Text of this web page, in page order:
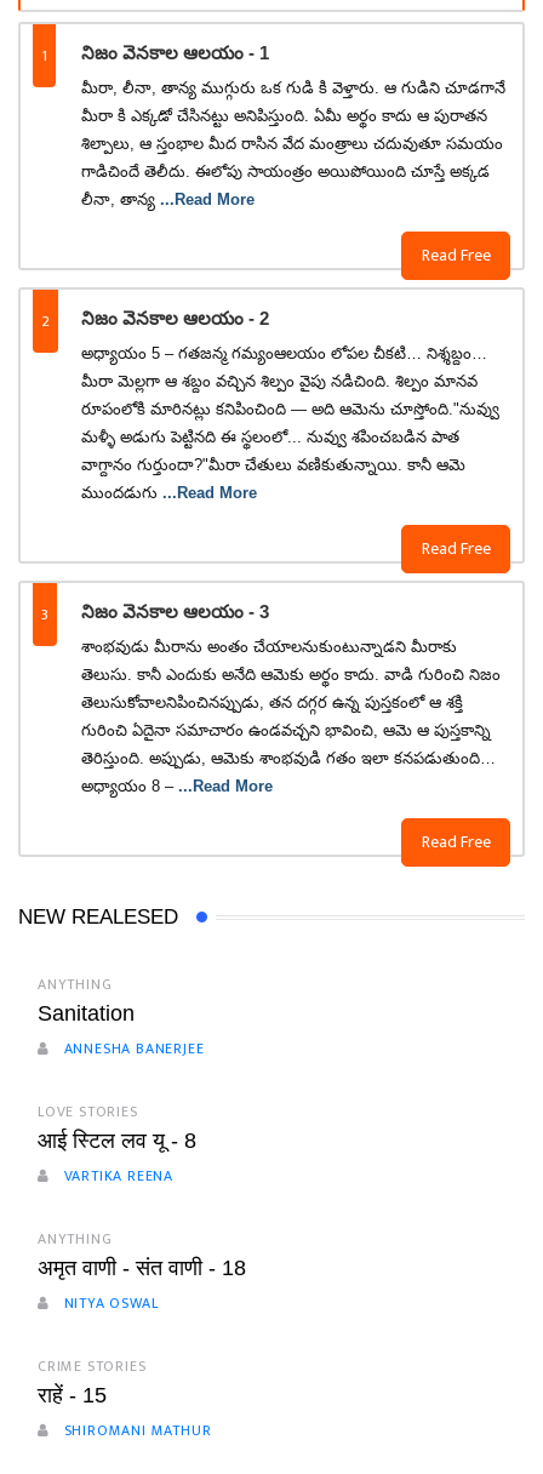
1 నిజం వెనకాల ఆలయం - 1
Read Free
మీరా, లీనా, తాన్య ముగ్గురు ఒక గుడి కి వెళ్తారు. ఆ గుడిని చూడగానే
మీరా కి ఎక్కడో చేసినట్టు అనిపిస్తుంది. ఏమీ అర్థం కాదు ఆ పురాతన
శిల్పాలు, ఆ స్తంభాల మీద రాసిన వేద మంత్రాలు చదువుతూ సమయం
గాడిచిందే తెలీదు. ఈలోపు సాయంత్రం అయిపోయింది చూస్తే అక్కడ
లీనా, తాన్య ...Read More
2 నిజం వెనకాల ఆలయం - 2
Read Free
అధ్యాయం 5 – గతజన్మ గమ్యంఆలయం లోపల చీకటి… నిశ్శబ్దం…
మీరా మెల్లగా ఆ శబ్దం వచ్చిన శిల్పం వైపు నడిచింది. శిల్పం మానవ
రూపంలోకి మారినట్లు కనిపించింది — అది ఆమెను చూస్తోంది."నువ్వు
మళ్ళీ అడుగు పెట్టినది ఈ స్థలంలో... నువ్వు శపించబడిన పాత
వాగ్దానం గుర్తుందా?"మీరా చేతులు వణికుతున్నాయి. కానీ ఆమె
ముందడుగు ...Read More
3 నిజం వెనకాల ఆలయం - 3
Read Free
శాంభవుడు మీరాను అంతం చేయాలనుకుంటున్నాడని మీరాకు
తెలుసు. కానీ ఎందుకు అనేది ఆమెకు అర్థం కాదు. వాడి గురించి నిజం
తెలుసుకోవాలనిపించినప్పుడు, తన దగ్గర ఉన్న పుస్తకంలో ఆ శక్తి
గురించి ఏదైనా సమాచారం ఉండవచ్చని భావించి, ఆమె ఆ పుస్తకాన్ని
తెరిస్తుంది. అప్పుడు, ఆమెకు శాంభవుడి గతం ఇలా కనపడుతుంది…
అధ్యాయం 8 – ...Read More
NEW REALESED
ANYTHING
Sanitation
ANNESHA BANERJEE
LOVE STORIES
आई स्टिल लव यू - 8
VARTIKA REENA
ANYTHING
अमृत वाणी - संत वाणी - 18
NITYA OSWAL
CRIME STORIES
राहें - 15
SHIROMANI MATHUR